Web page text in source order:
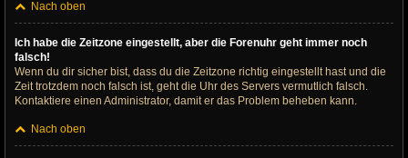
Nach oben
Ich habe die Zeitzone eingestellt, aber die Forenuhr geht immer noch
falsch!
Wenn du dir sicher bist, dass du die Zeitzone richtig eingestellt hast und die
Zeit trotzdem noch falsch ist, geht die Uhr des Servers vermutlich falsch.
Kontaktiere einen Administrator, damit er das Problem beheben kann.
Nach oben